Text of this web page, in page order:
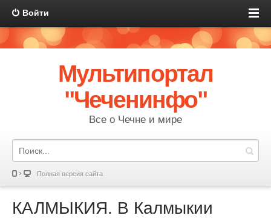
Войти
Мультипортал
"Чеченинфо"
Все о Чечне и мире
Полная версия сайта
КАЛМЫКИЯ. В Калмыкии